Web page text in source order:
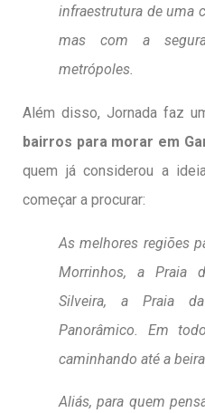
infraestrutura de uma
mas com a
metrópoles.
Além disso, Jornada faz
bairros para morar em
quem já considerou a
começar a procurar:
As melhores regiões
Morrinhos, a Praia
Silveira, a Praia
Panorâmico. Em
caminhando até a
Aliás, para quem